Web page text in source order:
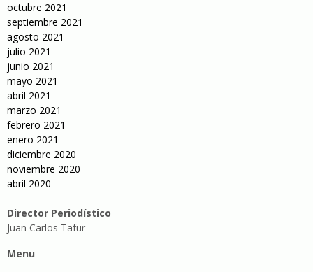
octubre 2021
septiembre 2021
agosto 2021
julio 2021
junio 2021
mayo 2021
abril 2021
marzo 2021
febrero 2021
enero 2021
diciembre 2020
noviembre 2020
abril 2020
Director Periodístico
Juan Carlos Tafur
Menu